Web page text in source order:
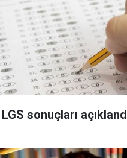
sonuçları